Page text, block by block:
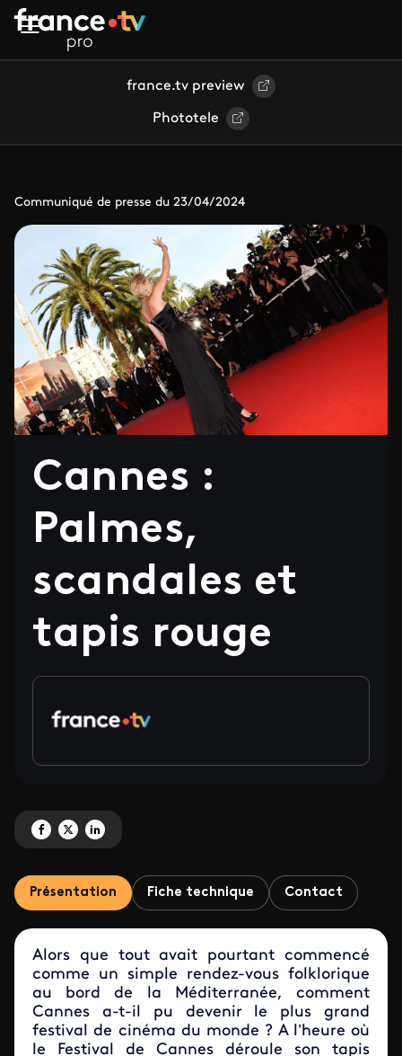
Aller au contenu principal
france.tv preview
Phototele
Communiqué de presse du 23/04/2024
Cannes :
Palmes,
scandales et
tapis rouge
Partagez 'Cannes : Palmes, scandales et tapis rouge' sur Facebook
Partagez 'Cannes : Palmes, scandales et tapis rouge' sur X
Partagez 'Cannes : Palmes, scandales et tapis rouge' sur LinkedIn
Présentation Fiche technique Contact
Alors que tout avait pourtant commencé
comme un simple rendez-vous folklorique
au bord de la Méditerranée, comment
Cannes a-t-il pu devenir le plus grand
festival de cinéma du monde ? A l’heure où
le Festival de Cannes déroule son tapis